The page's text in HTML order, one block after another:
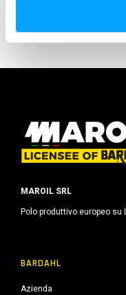
industriali e riduttori finali.
MAROIL SRL
Polo produttivo europeo
BARDAHL
Azienda